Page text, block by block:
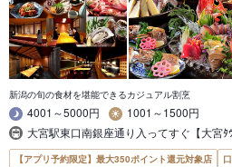
新潟の旬の食材を堪能できるカジュアル割烹
4001～5000円
1001～1500円
大宮駅東口南銀座通り入ってすぐ【大宮ﾀｳ
【アプリ予約限定】最大350ポイント還元対象店